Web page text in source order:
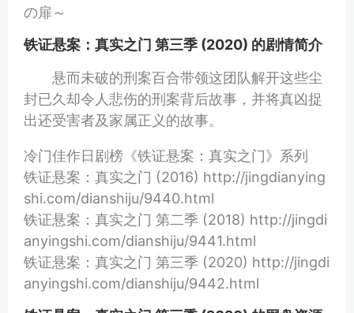
の扉～
铁证悬案：真实之门 第三季 (2020) 的剧情简介
悬而未破的刑案百合带领这团队解开这些尘
封已久却令人悲伤的刑案背后故事，并将真凶捉
出还受害者及家属正义的故事。
冷门佳作日剧榜《铁证悬案：真实之门》系列
铁证悬案：真实之门 (2016) http://jingdianying
shi.com/dianshiju/9440.html
铁证悬案：真实之门 第二季 (2018) http://jingdi
anyingshi.com/dianshiju/9441.html
铁证悬案：真实之门 第三季 (2020) http://jingdi
anyingshi.com/dianshiju/9442.html